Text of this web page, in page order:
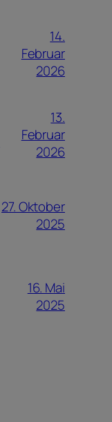
14.
Februar
2026
13.
Februar
2026
27. Oktober
2025
16. Mai
2025